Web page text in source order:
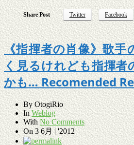
Share Post Twitter Facebook
《指揮者の肖像》歌手
く見るけれども指揮者
かも… Recomended
ByOtogiRio
In Weblog
With No Comments
On3 6月 | '2012